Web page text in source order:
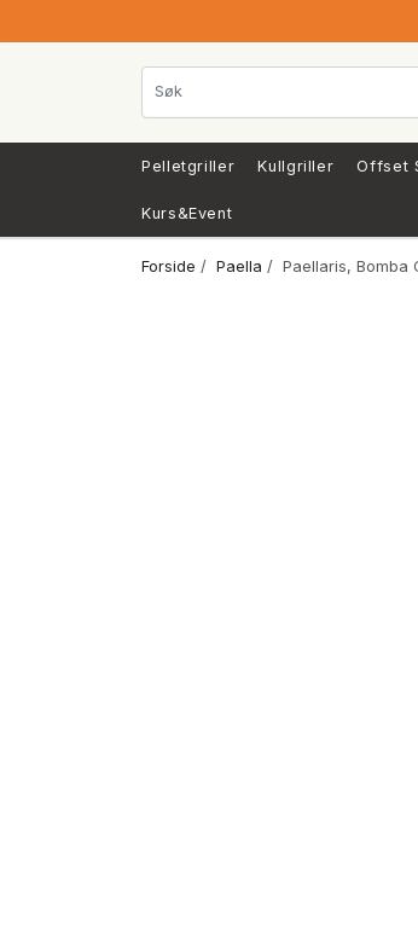
Pelletgriller Kullgriller Offset
Kurs&Event
Forside / Paella / Paellaris, Bomba